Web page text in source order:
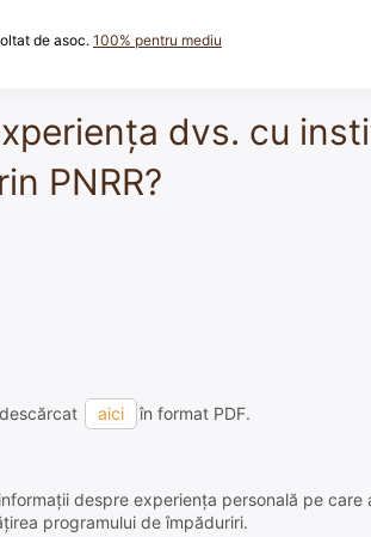
de asoc. 100% pentru mediu
dvs. cu
PNRR?
aici în format PDF.
despre experiența personală pe
programului de împăduriri.